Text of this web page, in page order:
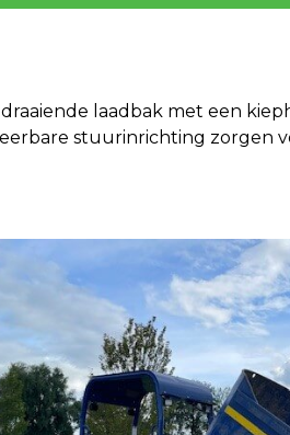
laadbak met een
stuurinrichting zorgen